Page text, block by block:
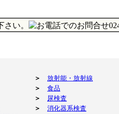
＞
放射能・放射線
＞
食品
＞
尿検査
＞
消化器系検査